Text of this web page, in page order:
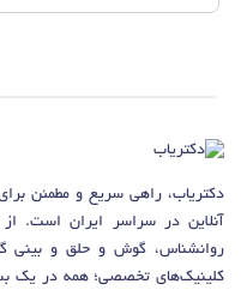
دکتریاب، راهی سریع و مطمئن
آنلاین در سراسر ایران است.
روانشناس، گوش و حلق و بینی
کلینیک‌های تخصصی؛ همه در یک